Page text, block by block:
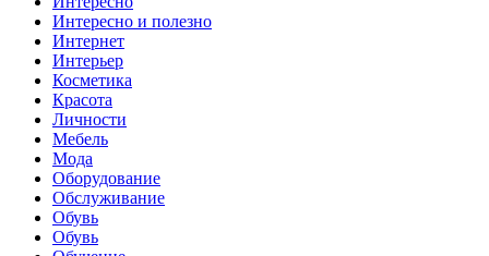
Интересно и полезно
Интернет
Интерьер
Косметика
Красота
Личности
Мебель
Мода
Оборудование
Обслуживание
Обувь
Обувь